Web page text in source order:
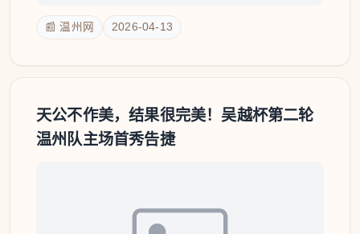
📰 温州网 2026-04-13
天公不作美，结果很完美！吴越杯第二轮
温州队主场首秀告捷